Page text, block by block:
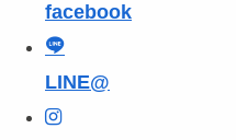
facebook
LINE@